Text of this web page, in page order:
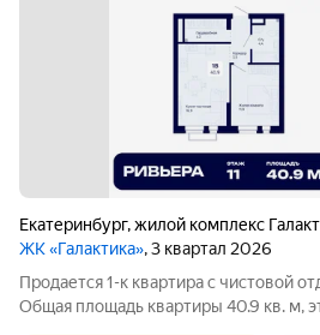
Екатеринбург,жилой комплекс
ЖК «Галактика», 3 квартал 2026
Продается 1-к квартира с чистовой
Общая площадь квартиры 40.9 кв. м, этаж 11 из 18. ЖК